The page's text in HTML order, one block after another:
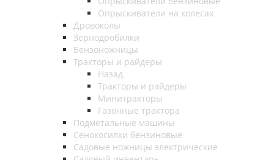
Опрыскиватели на колесах
Дровоколы
Зернодробилки
Бензоножницы
Тракторы и райдеры
Назад
Тракторы и райдеры
Минитракторы
Газонные трактора
Подметальные машины
Сенокосилки бензиновые
Садовые ножницы электрические